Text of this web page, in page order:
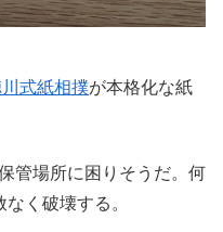
式紙相撲が本格化な紙
管場所に困りそうだ。何
く破壊する。